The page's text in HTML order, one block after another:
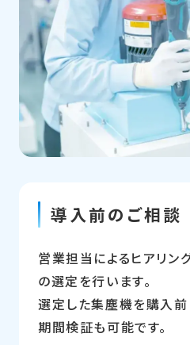
導入前のご相談
営業担当によるヒアリン
の選定を行います。
選定した集塵機を購入前
期間検証も可能です。